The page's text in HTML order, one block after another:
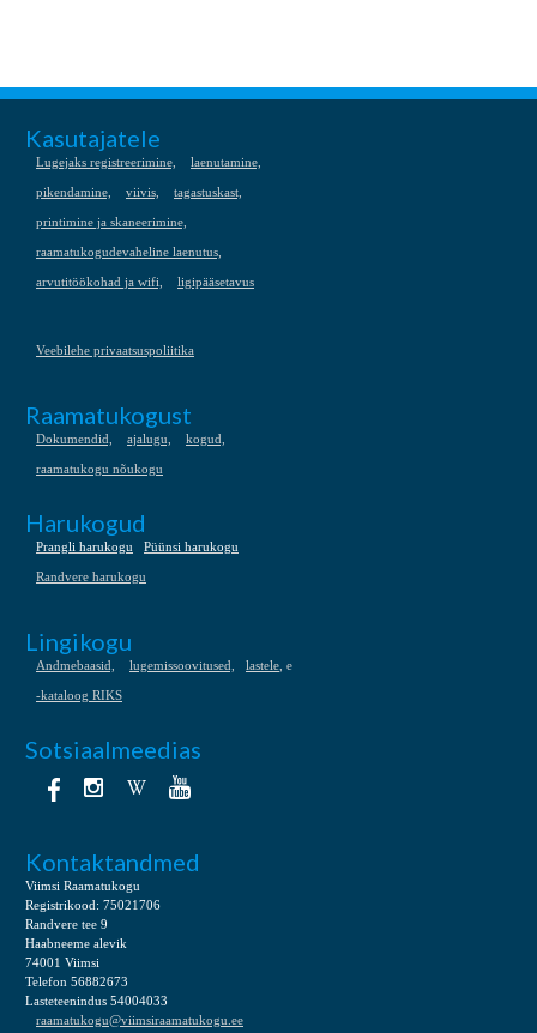
Kasutajatele
Lugejaks registreerimine, laenutamine,
pikendamine, viivis, tagastuskast,
printimine ja skaneerimine,
raamatukogudevaheline laenutus,
arvutitöökohad ja wifi, ligipääsetavus
Veebilehe privaatsuspoliitika
Raamatukogust
Dokumendid, ajalugu, kogud,
raamatukogu nõukogu
Harukogud
Prangli harukogu Püünsi harukogu
Randvere harukogu
Lingikogu
Andmebaasid, lugemissoovitused, lastele , e
-kataloog RIKS
Sotsiaalmeedias
Kontaktandmed
Viimsi Raamatukogu
Registrikood: 75021706
Randvere tee 9
Haabneeme alevik
74001 Viimsi
Telefon 56882673
Lasteteenindus 54004033
raamatukogu@viimsiraamatukogu.ee